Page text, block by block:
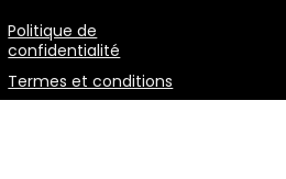
Politique de
confidentialité
Termes et conditions